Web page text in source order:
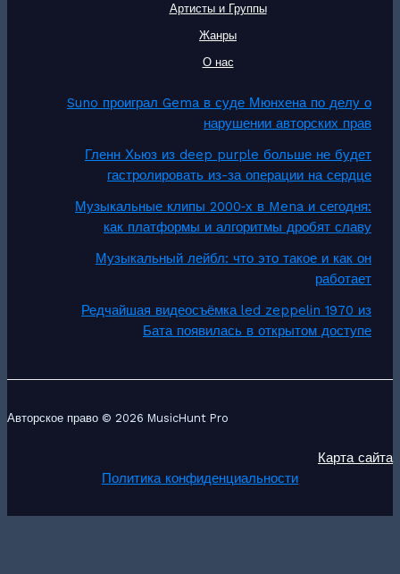
Артисты и Группы
Жанры
О нас
Suno проиграл Gema в суде Мюнхена по делу о
нарушении авторских прав
Гленн Хьюз из deep purple больше не будет
гастролировать из-за операции на сердце
Музыкальные клипы 2000‑х в Mena и сегодня:
как платформы и алгоритмы дробят славу
Музыкальный лейбл: что это такое и как он
работает
Редчайшая видеосъёмка led zeppelin 1970 из
Бата появилась в открытом доступе
Авторское право © 2026 MusicHunt Pro
Карта сайта
Политика конфиденциальности